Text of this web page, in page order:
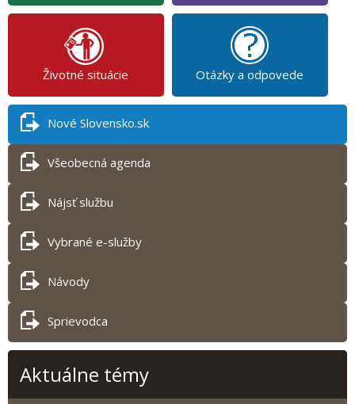
Životné situácie Otázky a odpovede
Nové Slovensko.sk
Všeobecná agenda
Nájsť službu
Vybrané e-služby
Návody
Sprievodca
Aktuálne témy